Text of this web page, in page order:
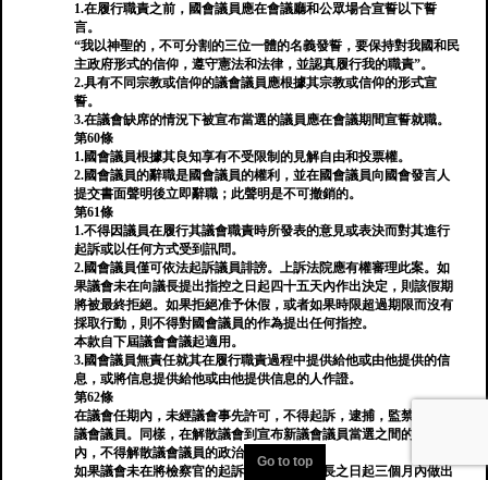
1.在履行職責之前，國會議員應在會議廳和公眾場合宣誓以下誓
言。
“我以神聖的，不可分割的三位一體的名義發誓，要保持對我國和民
主政府形式的信仰，遵守憲法和法律，並認真履行我的職責”。
2.具有不同宗教或信仰的議會議員應根據其宗教或信仰的形式宣
誓。
3.在議會缺席的情況下被宣布當選的議員應在會議期間宣誓就職。
第60條
1.國會議員根據其良知享有不受限制的見解自由和投票權。
2.國會議員的辭職是國會議員的權利，並在國會議員向國會發言人
提交書面聲明後立即辭職；此聲明是不可撤銷的。
第61條
1.不得因議員在履行其議會職責時所發表的意見或表決而對其進行
起訴或以任何方式受到訊問。
2.國會議員僅可依法起訴議員誹謗。上訴法院應有權審理此案。如
果議會未在向議長提出指控之日起四十五天內作出決定，則該假期
將被最終拒絕。如果拒絕准予休假，或者如果時限超過期限而沒有
採取行動，則不得對國會議員的作為提出任何指控。
本款自下屆議會會議起適用。
3.國會議員無責任就其在履行職責過程中提供給他或由他提供的信
息，或將信息提供給他或由他提供信息的人作證。
第62條
在議會任期內，未經議會事先許可，不得起訴，逮捕，監禁或監禁
議會議員。同樣，在解散議會到宣布新議會議員當選之間的期間
內，不得解散議會議員的政治罪行。
如果議會未在將檢察官的起訴請求轉發給議長之日起三個月內做出
Go to top